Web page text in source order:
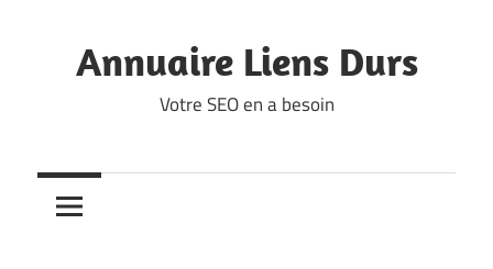
contentAnnuaire Liens Durs
Votre SEO en a besoin